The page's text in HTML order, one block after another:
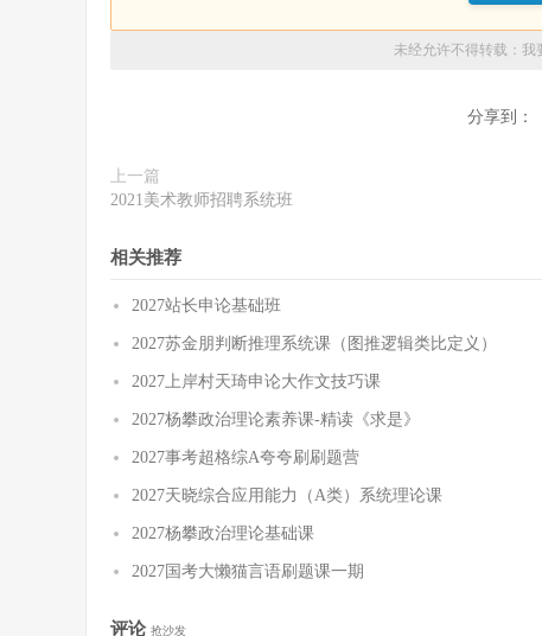
未经允许不得转载： 我
分享到：
上一篇
2021美术教师招聘系统班
相关推荐
2027站长申论基础班
2027苏金朋判断推理系统课（图推逻辑类比定义）
2027上岸村天琦申论大作文技巧课
2027杨攀政治理论素养课-精读《求是》
2027事考超格综A夸夸刷刷题营
2027天晓综合应用能力（A类）系统理论课
2027杨攀政治理论基础课
2027国考大懒猫言语刷题课一期
评论 抢沙发